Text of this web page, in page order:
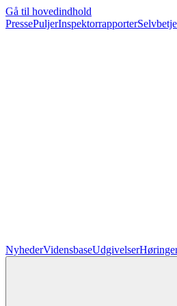
Gå til hovedindhold
PressePuljerInspektorrapporter
NyhederVidensbaseUdgivelser